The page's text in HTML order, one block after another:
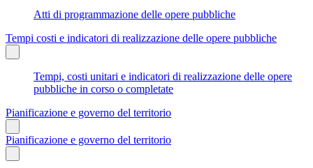
Atti di programmazione delle opere pubbliche
Tempi costi e indicatori di realizzazione delle opere pubbliche
Tempi, costi unitari e indicatori di realizzazione delle opere
pubbliche in corso o completate
Pianificazione e governo del territorio
Pianificazione e governo del territorio